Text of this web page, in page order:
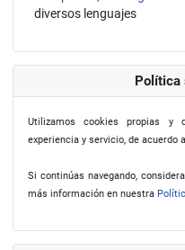
diversos lenguajes
Política
Utilizamos cookies propias y
experiencia y servicio, de acuerdo
Si continúas navegando,
más información en nuestra